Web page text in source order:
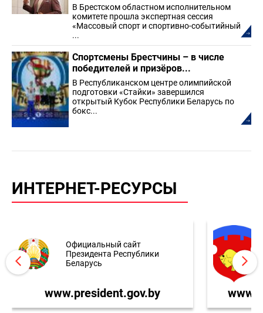
В Брестском областном исполнительном
комитете прошла экспертная сессия
«Массовый спорт и спортивно-событийный
...
Спортсмены Брестчины – в числе
победителей и призёров...
В Республиканском центре олимпийской
подготовки «Стайки» завершился
открытый Кубок Республики Беларусь по
бокс...
ИНТЕРНЕТ-РЕСУРСЫ
Официальный сайт
Президента Республики
Беларусь
www.president.gov.by